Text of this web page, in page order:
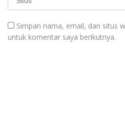
Simpan nama, email, dan situs
untuk komentar saya berikutnya.